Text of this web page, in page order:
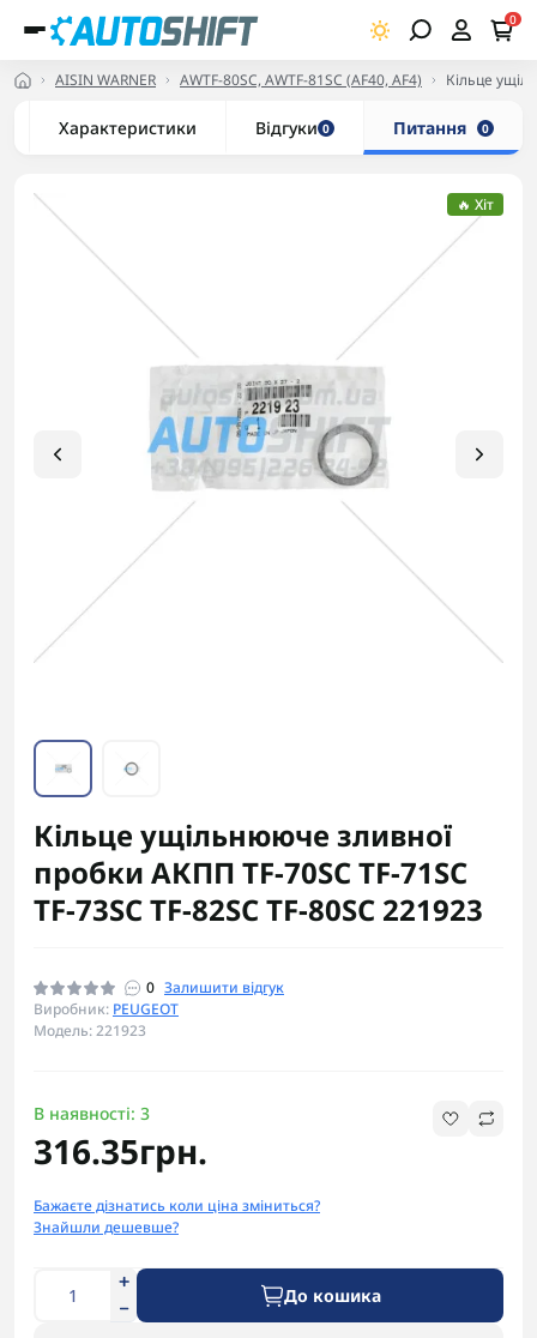
0
AISIN WARNER AWTF-80SC, AWTF-81SC (AF40, AF4) Кільце
Характеристики Відгуки 0 Питання 0
🔥 Хіт
Кільце ущільнююче зливної
пробки АКПП TF-70SC TF-71SC
TF-73SC TF-82SC TF-80SC 221923
0 Залишити відгук
Виробник: PEUGEOT
Модель: 221923
В наявності: 3
316.35грн.
Бажаєте дізнатись коли ціна зміниться?
Знайшли дешевше?
До кошика